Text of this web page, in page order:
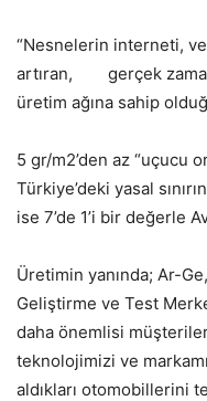
“Nesnelerin interneti,
artıran, gerçek
üretim ağına sahip
5 gr/m2’den az “uçucu
Türkiye’deki yasal
ise 7’de 1’i bir değerle
Üretimin yanında; Ar-
Geliştirme ve Test
daha önemlisi
teknolojimizi ve
aldıkları otomobillerini